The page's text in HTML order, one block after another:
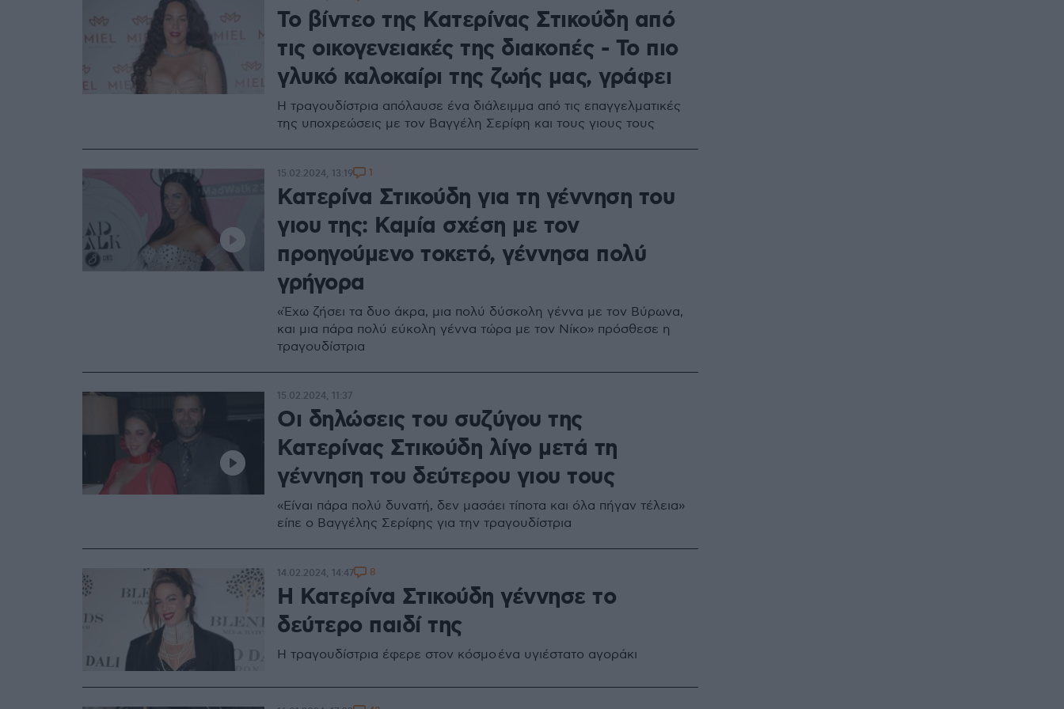
Το βίντεο της Κατερίνας Στικούδη από
τις οικογενειακές της διακοπές - Το πιο
γλυκό καλοκαίρι της ζωής μας, γράφει
Η τραγουδίστρια απόλαυσε ένα διάλειμμα από τις επαγγελματικές
της υποχρεώσεις με τον Βαγγέλη Σερίφη και τους γιους τους
Κατερίνα Στικούδη για τη γέννηση του
γιου της: Καμία σχέση με τον
προηγούμενο τοκετό, γέννησα πολύ
γρήγορα
«Έχω ζήσει τα δυο άκρα, μια πολύ δύσκολη γέννα με τον Βύρωνα,
και μια πάρα πολύ εύκολη γέννα τώρα με τον Νίκο» πρόσθεσε η
τραγουδίστρια
15.02.2024, 13:19 1
Οι δηλώσεις του συζύγου της
Κατερίνας Στικούδη λίγο μετά τη
γέννηση του δεύτερου γιου τους
«Είναι πάρα πολύ δυνατή, δεν μασάει τίποτα και όλα πήγαν τέλεια»
είπε ο Βαγγέλης Σερίφης για την τραγουδίστρια
15.02.2024, 11:37
Η Κατερίνα Στικούδη γέννησε το
δεύτερο παιδί της
Η τραγουδίστρια έφερε στον κόσμο ένα υγιέστατο αγοράκι
14.02.2024, 14:47 8